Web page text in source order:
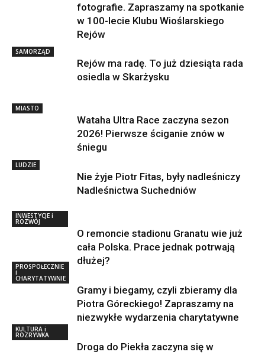
fotografie. Zapraszamy na spotkanie
w 100-lecie Klubu Wioślarskiego
Rejów
SAMORZĄD
Rejów ma radę. To już dziesiąta rada
osiedla w Skarżysku
MIASTO
Wataha Ultra Race zaczyna sezon
2026! Pierwsze ściganie znów w
śniegu
LUDZIE
Nie żyje Piotr Fitas, były nadleśniczy
Nadleśnictwa Suchedniów
INWESTYCJE i
ROZWÓJ
O remoncie stadionu Granatu wie już
cała Polska. Prace jednak potrwają
dłużej?
PROSPOŁECZNIE
i
CHARYTATYWNIE
Gramy i biegamy, czyli zbieramy dla
Piotra Góreckiego! Zapraszamy na
niezwykłe wydarzenia charytatywne
KULTURA i
ROZRYWKA
Droga do Piekła zaczyna się w